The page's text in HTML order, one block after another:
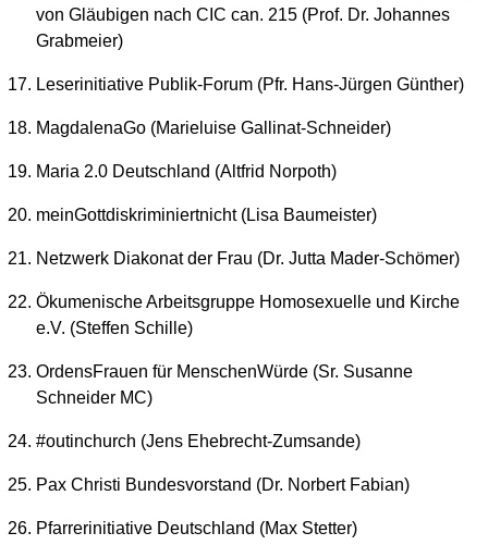
von Gläubigen nach CIC can. 215 (Prof. Dr. Johannes
Grabmeier)
Leserinitiative Publik-Forum (Pfr. Hans-Jürgen Günther)
MagdalenaGo (Marieluise Gallinat-Schneider)
Maria 2.0 Deutschland (Altfrid Norpoth)
meinGottdiskriminiertnicht (Lisa Baumeister)
Netzwerk Diakonat der Frau (Dr. Jutta Mader-Schömer)
Ökumenische Arbeitsgruppe Homosexuelle und Kirche
e.V. (Steffen Schille)
OrdensFrauen für MenschenWürde (Sr. Susanne
Schneider MC)
#outinchurch (Jens Ehebrecht-Zumsande)
Pax Christi Bundesvorstand (Dr. Norbert Fabian)
Pfarrerinitiative Deutschland (Max Stetter)